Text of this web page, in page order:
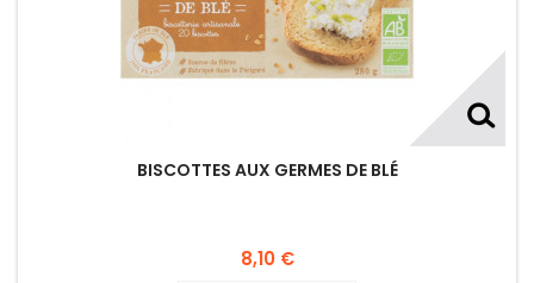
BISCOTTES AUX GERMES DE BLÉ
8,10 €